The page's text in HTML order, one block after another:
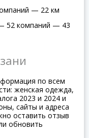
— 22 км
52 компаний — 43
по всем
женская одежда,
2023 и 2024 и
сайты и адреса
оставить отзыв
обновить